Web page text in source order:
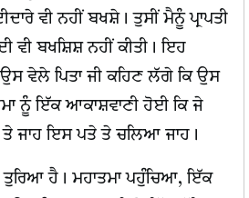
ਵੀ ਨਹੀਂ ਬਖਸ਼ੇ। ਤੁਸੀਂ ਮੈਨੂੰ ਪ੍ਰਾਪਤੀ
ਵੀ ਬਖਸ਼ਿਸ਼ ਨਹੀਂ ਕੀਤੀ। ਇਹ
ਵੇਲੇ ਪਿਤਾ ਜੀ ਕਹਿਣ ਲੱਗੇ ਕਿ ਉਸ
ਨੂੰ ਇੱਕ ਆਕਾਸ਼ਵਾਣੀ ਹੋਈ ਕਿ ਜੇ
ਤੇ ਜਾਹ ਇਸ ਪਤੇ ਤੇ ਚਲਿਆ ਜਾਹ।
ਹੈ। ਮਹਾਤਮਾ ਪਹੁੰਚਿਆ, ਇੱਕ